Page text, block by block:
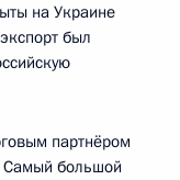
на Украине
был
партнёром
Самый большой